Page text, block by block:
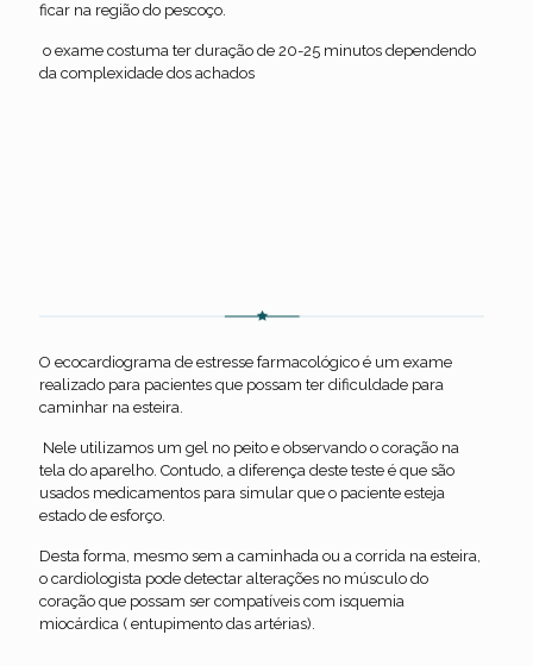
ficar na região do pescoço.
o exame costuma ter duração de 20-25 minutos dependendo
da complexidade dos achados
O ecocardiograma de estresse farmacológico é um exame
realizado para pacientes que possam ter dificuldade para
caminhar na esteira.
Nele utilizamos um gel no peito e observando o coração na
tela do aparelho. Contudo, a diferença deste teste é que são
usados medicamentos para simular que o paciente esteja
estado de esforço.
Desta forma, mesmo sem a caminhada ou a corrida na esteira,
o cardiologista pode detectar alterações no músculo do
coração que possam ser compatíveis com isquemia
miocárdica ( entupimento das artérias).